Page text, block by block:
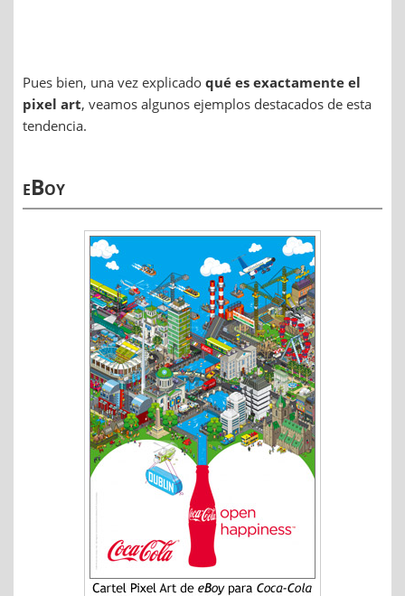
Pues bien, una vez explicado qué es exactamente el
pixel art, veamos algunos ejemplos destacados de esta
tendencia.
eBoy